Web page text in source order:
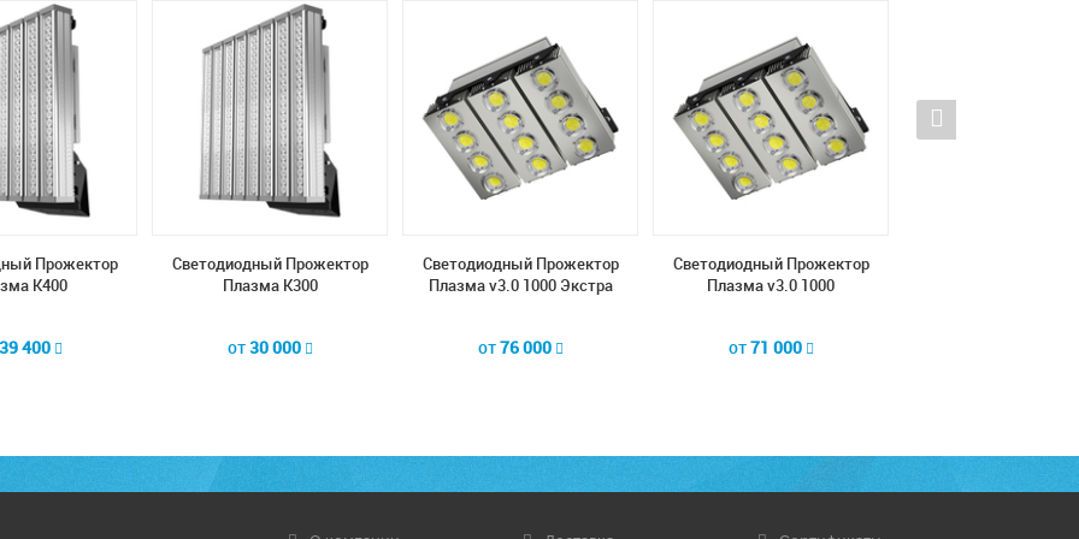
Прожектор
К400
39 400
Светодиодный Прожектор
Плазма К300
от30 000
Светодиодный Прожектор
Плазма v3.0 1000 Экстра
от76 000
Светодиодный Прожектор
Плазма v3.0 1000
от71 000